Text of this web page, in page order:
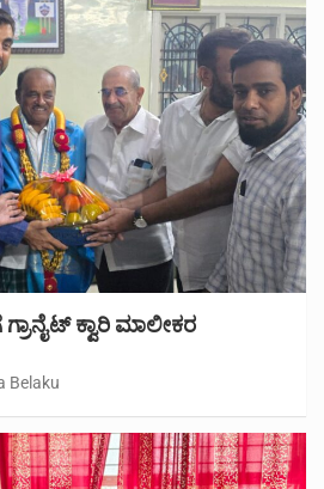
ಕ್ವಾರಿ ಮಾಲೀಕರ
Belaku